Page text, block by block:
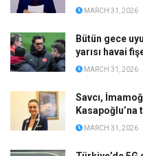
MARCH 31, 2026
Bütün gece
yarısı havai
MARCH 31, 2026
Savcı,
Kasapoğlu’na
MARCH 31, 2026